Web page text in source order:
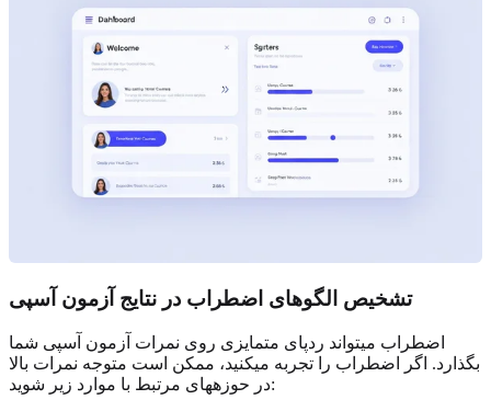
تشخیص الگوهای اضطراب در نتایج آزمون آسپی
اضطراب میتواند ردپای متمایزی روی نمرات آزمون آسپی شما
بگذارد. اگر اضطراب را تجربه میکنید، ممکن است متوجه نمرات بالا
در حوزههای مرتبط با موارد زیر شوید: